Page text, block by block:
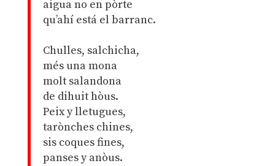
aigua no en pòrte
qu’ahí está el barranc.
Chulles, salchicha,
més una mona
molt salandona
de dihuit hòus.
Peix y lletugues,
tarònches chines,
sis coques fines,
panses y anòus.